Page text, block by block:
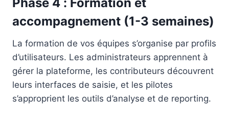
Phase 4 : Formation et
accompagnement (1-3 semaines)
La formation de vos équipes s’organise par profils
d’utilisateurs. Les administrateurs apprennent à
gérer la plateforme, les contributeurs découvrent
leurs interfaces de saisie, et les pilotes
s’approprient les outils d’analyse et de reporting.